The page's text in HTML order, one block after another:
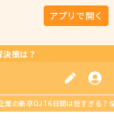
アプリで開く
策は？
業の新卒OJT6日間は短すぎる？